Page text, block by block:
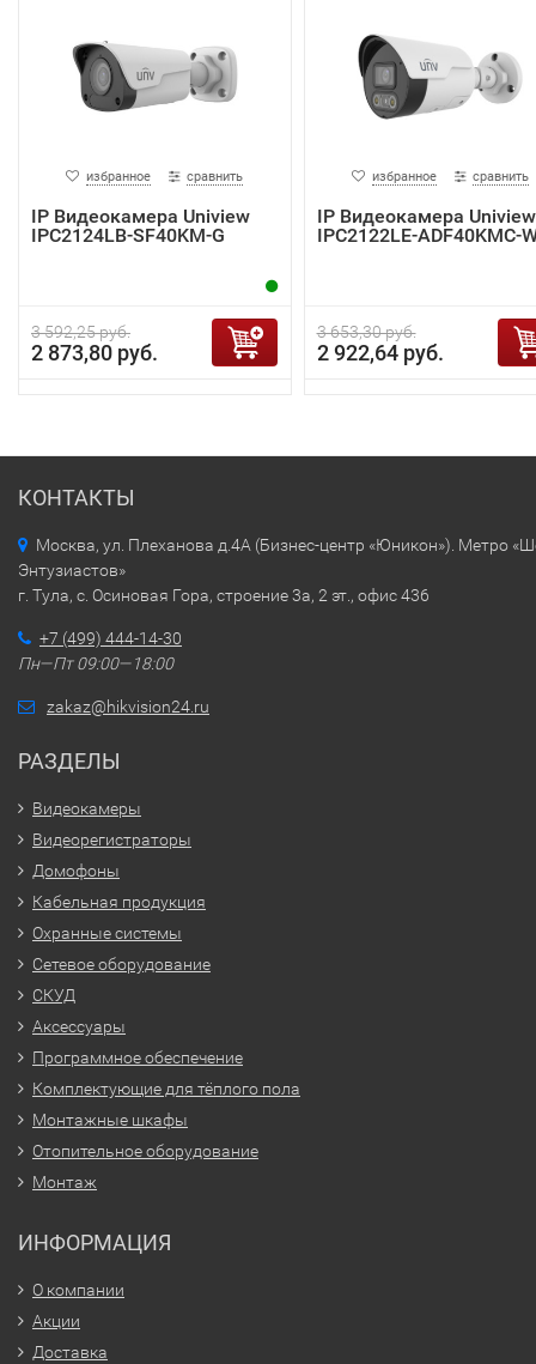
избранное сравнить
IP Видеокамера Uniview
IPC2124LB-SF40KM-G
3 592,25 руб.
2 873,80 руб.
избранное сравнить
IP Видеокамера Uniview
IPC2122LE-ADF40KMC-
3 653,30 руб.
2 922,64 руб.
КОНТАКТЫ
Москва, ул. Плеханова д.4А (Бизнес-центр «Юникон»). Метро
Энтузиастов»
г. Тула, с. Осиновая Гора, строение 3а, 2 эт., офис 436
+7 (499) 444-14-30
Пн—Пт 09:00—18:00
zakaz@hikvision24.ru
РАЗДЕЛЫ
Видеокамеры
Видеорегистраторы
Домофоны
Кабельная продукция
Охранные системы
Сетевое оборудование
СКУД
Аксессуары
Программное обеспечение
Комплектующие для тёплого пола
Монтажные шкафы
Отопительное оборудование
Монтаж
ИНФОРМАЦИЯ
О компании
Акции
Доставка